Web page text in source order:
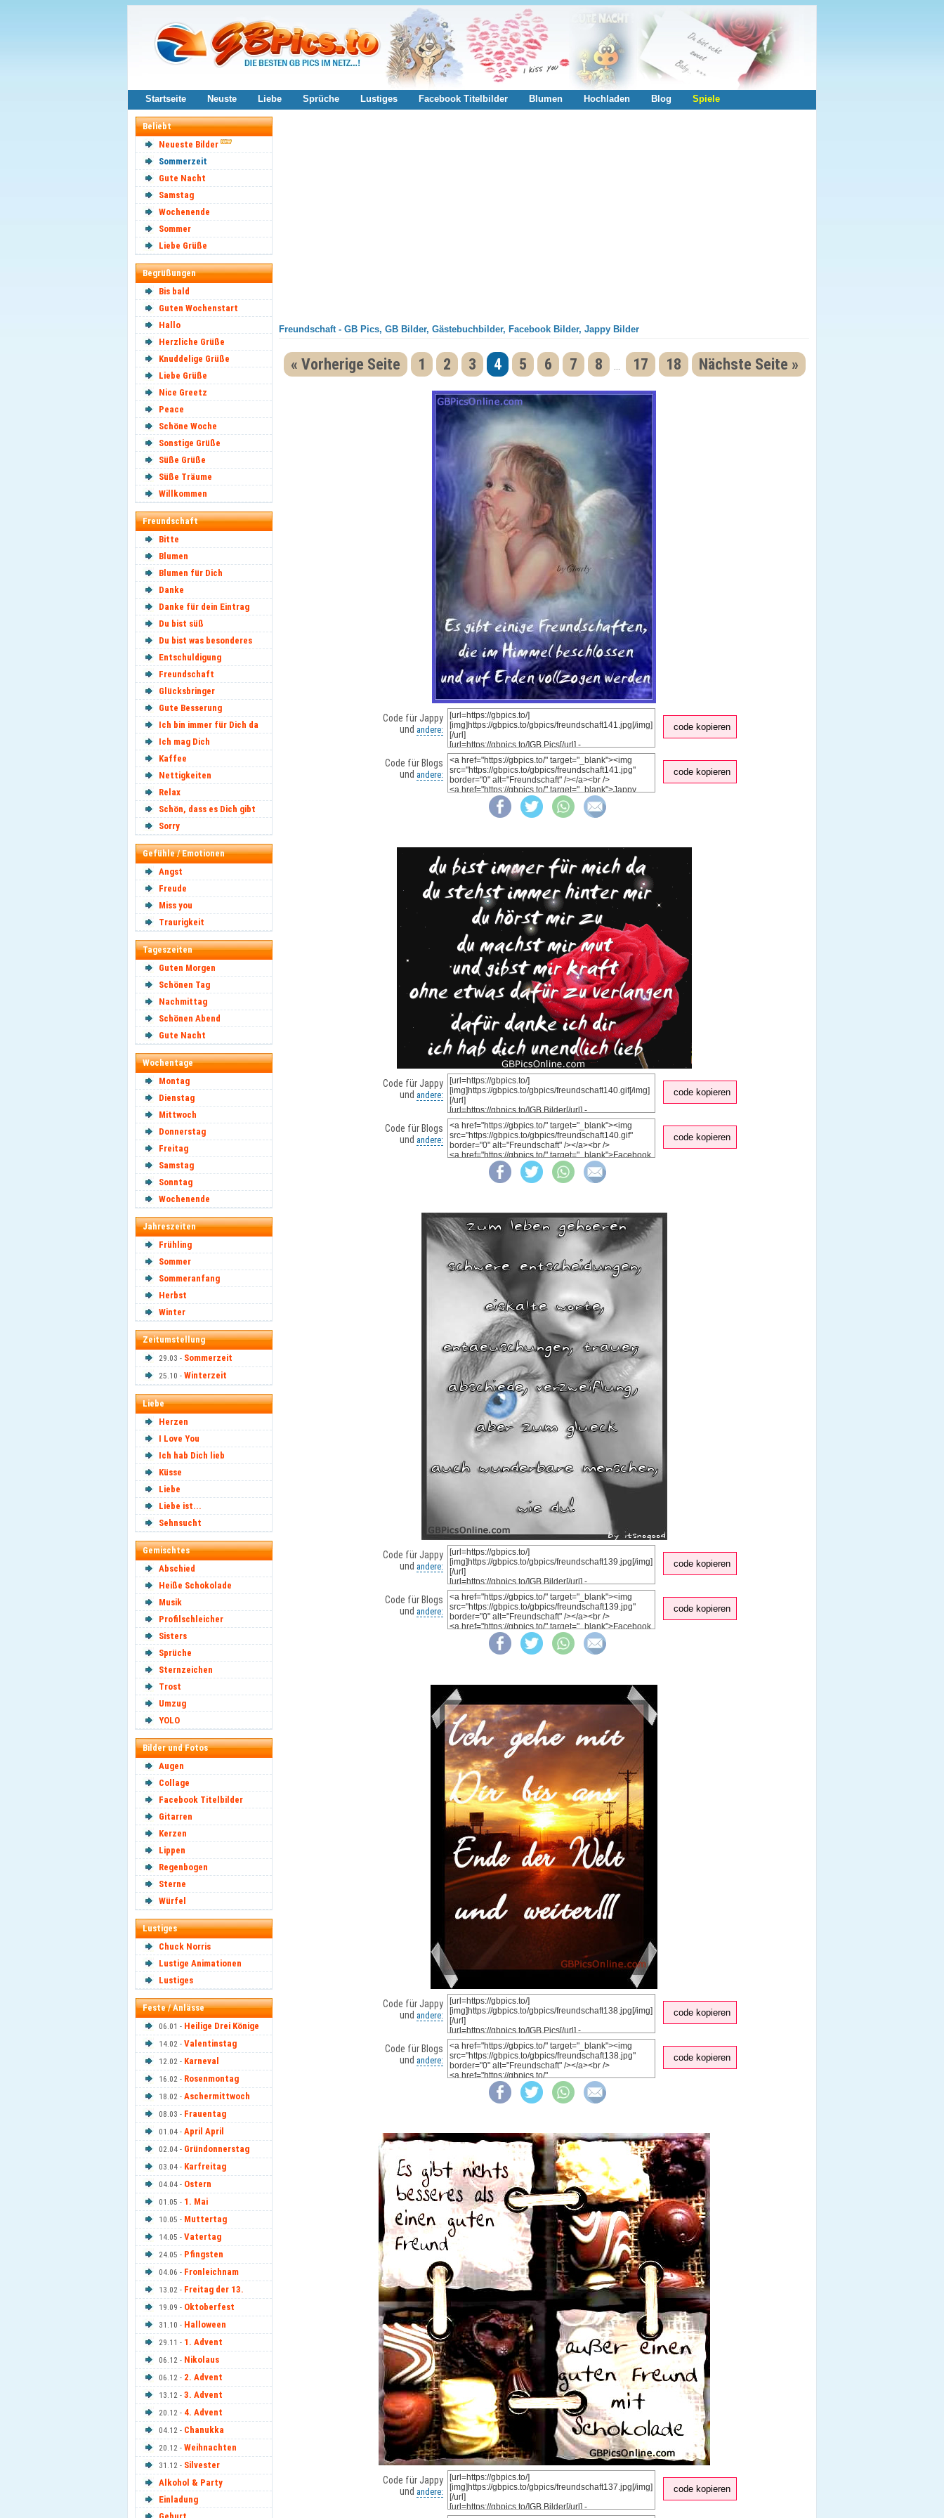
Startseite Neuste Liebe Sprüche Lustiges Facebook Titelbilder Blumen Hochladen Blog Spiele
Beliebt
Neueste Bilder
Sommerzeit
Gute Nacht
Samstag
Wochenende
Sommer
Liebe Grüße
Begrüßungen
Bis bald
Guten Wochenstart
Hallo
Herzliche Grüße
Knuddelige Grüße
Liebe Grüße
Nice Greetz
Peace
Schöne Woche
Sonstige Grüße
Süße Grüße
Süße Träume
Willkommen
Freundschaft
Bitte
Blumen
Blumen für Dich
Danke
Danke für dein Eintrag
Du bist süß
Du bist was besonderes
Entschuldigung
Freundschaft
Glücksbringer
Gute Besserung
Ich bin immer für Dich da
Ich mag Dich
Kaffee
Nettigkeiten
Relax
Schön, dass es Dich gibt
Sorry
Gefühle / Emotionen
Angst
Freude
Miss you
Traurigkeit
Tageszeiten
Guten Morgen
Schönen Tag
Nachmittag
Schönen Abend
Gute Nacht
Wochentage
Montag
Dienstag
Mittwoch
Donnerstag
Freitag
Samstag
Sonntag
Wochenende
Jahreszeiten
Frühling
Sommer
Sommeranfang
Herbst
Winter
Zeitumstellung
29.03 - Sommerzeit
25.10 - Winterzeit
Liebe
Herzen
I Love You
Ich hab Dich lieb
Küsse
Liebe
Liebe ist...
Sehnsucht
Gemischtes
Abschied
Heiße Schokolade
Musik
Profilschleicher
Sisters
Sprüche
Sternzeichen
Trost
Umzug
YOLO
Bilder und Fotos
Augen
Collage
Facebook Titelbilder
Gitarren
Kerzen
Lippen
Regenbogen
Sterne
Würfel
Lustiges
Chuck Norris
Lustige Animationen
Lustiges
Feste / Anlässe
06.01 - Heilige Drei Könige
14.02 - Valentinstag
12.02 - Karneval
16.02 - Rosenmontag
18.02 - Aschermittwoch
08.03 - Frauentag
01.04 - April April
02.04 - Gründonnerstag
03.04 - Karfreitag
04.04 - Ostern
01.05 - 1. Mai
10.05 - Muttertag
14.05 - Vatertag
24.05 - Pfingsten
04.06 - Fronleichnam
13.02 - Freitag der 13.
19.09 - Oktoberfest
31.10 - Halloween
29.11 - 1. Advent
06.12 - Nikolaus
06.12 - 2. Advent
13.12 - 3. Advent
20.12 - 4. Advent
04.12 - Chanukka
20.12 - Weihnachten
31.12 - Silvester
Alkohol & Party
Einladung
Freundschaft - GB Pics, GB Bilder, Gästebuchbilder, Facebook Bilder, Jappy Bilder
« Vorherige Seite 1 2 3 4 5 6 7 8 17 18 Nächste Seite »
Code für Jappy
und andere: code kopieren
Code für Blogs
und andere: code kopieren
Code für Jappy
und andere: code kopieren
Code für Blogs
und andere: code kopieren
Code für Jappy
und andere: code kopieren
Code für Blogs
und andere: code kopieren
Code für Jappy
und andere: code kopieren
Code für Blogs
und andere: code kopieren
Code für Jappy
und andere: code kopieren